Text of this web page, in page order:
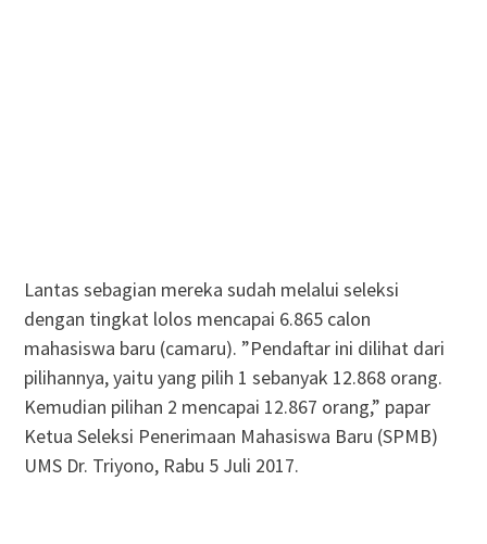
Lantas sebagian mereka sudah melalui seleksi
dengan tingkat lolos mencapai 6.865 calon
mahasiswa baru (camaru). ”Pendaftar ini dilihat dari
pilihannya, yaitu yang pilih 1 sebanyak 12.868 orang.
Kemudian pilihan 2 mencapai 12.867 orang,” papar
Ketua Seleksi Penerimaan Mahasiswa Baru (SPMB)
UMS Dr. Triyono, Rabu 5 Juli 2017.